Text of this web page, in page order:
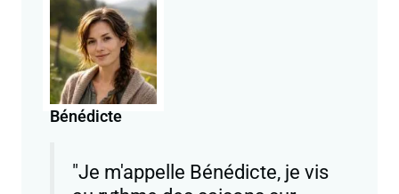
Bénédicte
"Je m'appelle Bénédicte, je vis